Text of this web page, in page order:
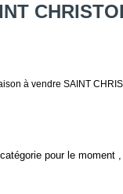
à vendre SAINT
pour le moment